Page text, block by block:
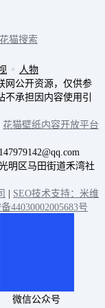
花猫搜索
人物
网公开资源，仅供参
承担因内容使用引
花猫壁纸内容开放平台
明区马田街道禾湾社
SEO技术支持：米维
44030002005683号
微信公众号